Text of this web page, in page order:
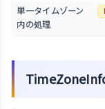
単一タイムゾーン
内の処理